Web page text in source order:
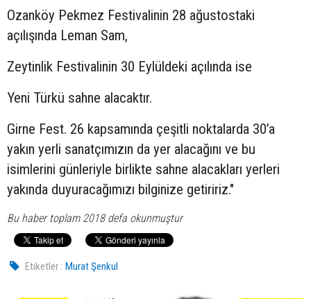
Ozanköy Pekmez Festivalinin 28 ağustostaki
açılışında Leman Sam,
Zeytinlik Festivalinin 30 Eylüldeki açılında ise
Yeni Türkü sahne alacaktır.
Girne Fest. 26 kapsamında çeşitli noktalarda 30’a
yakın yerli sanatçımızın da yer alacağını ve bu
isimlerini günleriyle birlikte sahne alacakları yerleri
yakında duyuracağımızı bilginize getiririz."
Bu haber toplam 2018 defa okunmuştur
Etiketler : Murat Şenkul